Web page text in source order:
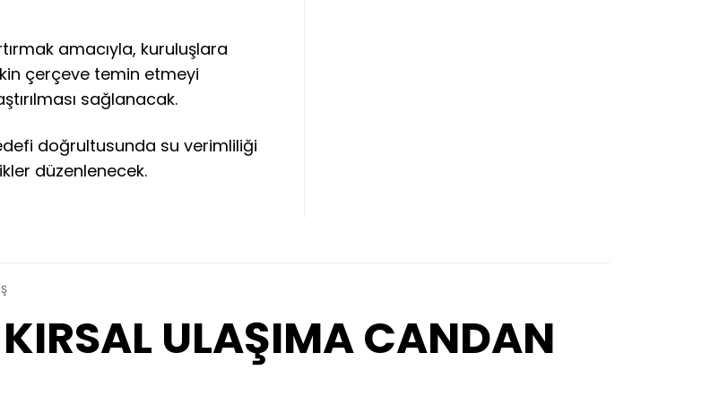
amacıyla, kuruluşlara
çerçeve temin etmeyi
sağlanacak.
doğrultusunda su verimliliği
düzenlenecek.
KIRSAL ULAŞIMA CANDAN